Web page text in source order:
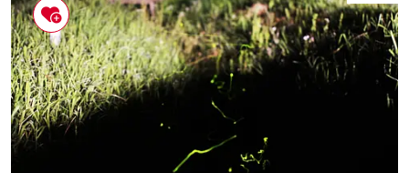
きとにぎわいの記憶を、訪ねてみませんか。